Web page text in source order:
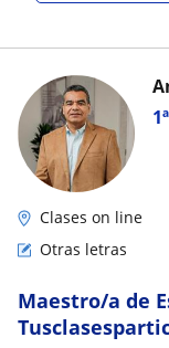
Clases on line
Otras letras
Maestro/a de